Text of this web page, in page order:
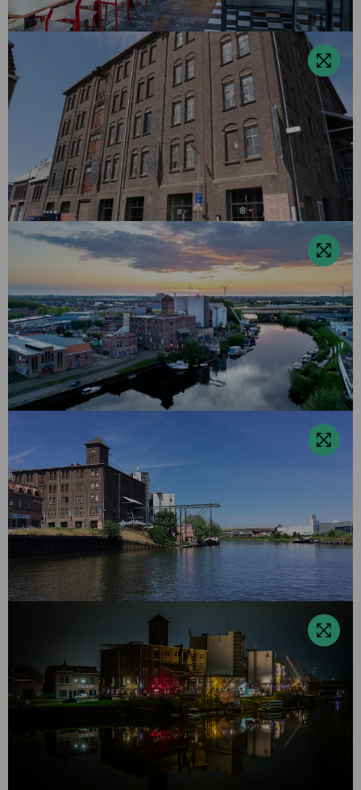
Bekijk
foto
over
Molengebouw
Bekijk